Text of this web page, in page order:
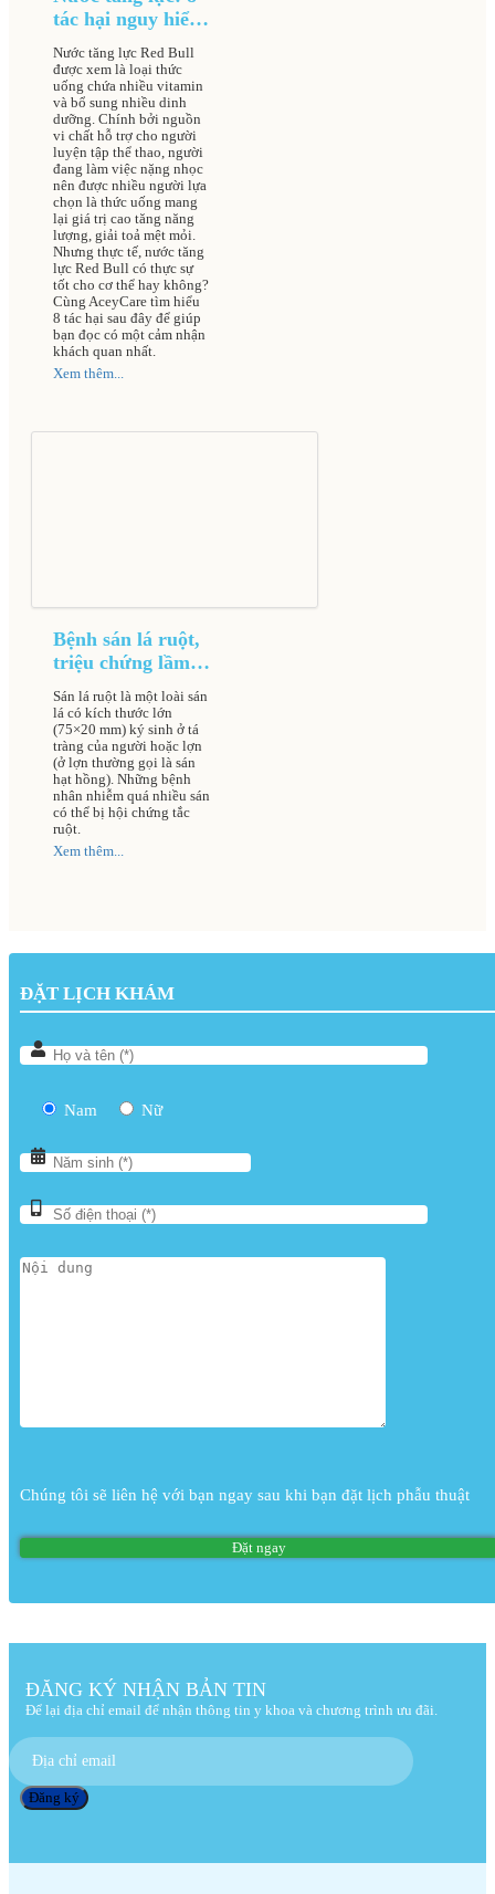
tác hại nguy hiểm
gây nguy cơ đột
quỵ dẫn đến tử
vong cao
Nước tăng lực Red Bull
được xem là loại thức
uống chứa nhiều vitamin
và bổ sung nhiều dinh
dưỡng. Chính bởi nguồn
vi chất hỗ trợ cho người
luyện tập thể thao, người
đang làm việc nặng nhọc
nên được nhiều người lựa
chọn là thức uống mang
lại giá trị cao tăng năng
lượng, giải toả mệt mỏi.
Nhưng thực tế, nước tăng
lực Red Bull có thực sự
tốt cho cơ thể hay không?
Cùng AceyCare tìm hiểu
8 tác hại sau đây để giúp
bạn đọc có một cảm nhận
khách quan nhất.
Xem thêm...
Bệnh sán lá ruột,
triệu chứng lầm
trị
Sán lá ruột là một loài sán
lá có kích thước lớn
(75×20 mm) ký sinh ở tá
tràng của người hoặc lợn
(ở lợn thường gọi là sán
hạt hồng). Những bệnh
nhân nhiễm quá nhiều sán
có thể bị hội chứng tắc
ruột.
Xem thêm...
ĐẶT LỊCH KHÁM
Nam Nữ
Chúng tôi sẽ liên hệ với bạn ngay sau khi bạn đặt lịch phẫu thuật
ĐĂNG KÝ NHẬN BẢN TIN
Để lại địa chỉ email để nhận thông tin y khoa và chương trình ưu đãi.